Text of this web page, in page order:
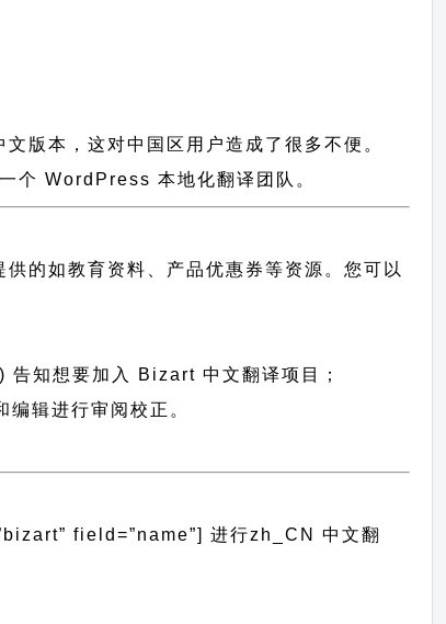
版本，这对中国区用户造成了很多不便。
个 WordPress 本地化翻译团队。
的如教育资料、产品优惠券等资源。您可以
知想要加入 Bizart 中文翻译项目；
辑进行审阅校正。
field=”name”]进行zh_CN
中文翻